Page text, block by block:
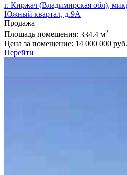
г. Киржач (Владимирская обл),
Южный квартал, д.9А
Продажа
Площадь помещения: 334.4 м2
Цена за помещение: 14 000 000 руб.
Перейти